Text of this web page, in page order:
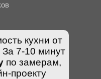
кухни от
7-10 минут
по замерам,
проекту